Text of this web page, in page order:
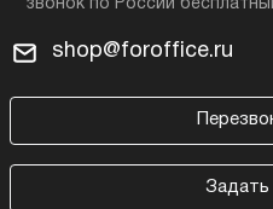
shop@foroffice.ru
Задать